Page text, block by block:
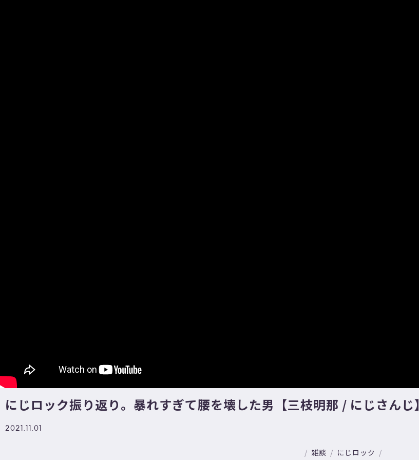
にじロック振り返り。暴れすぎて腰を壊した男【三枝明那 / にじさんじ】
2021.11.01
雑談 にじロック